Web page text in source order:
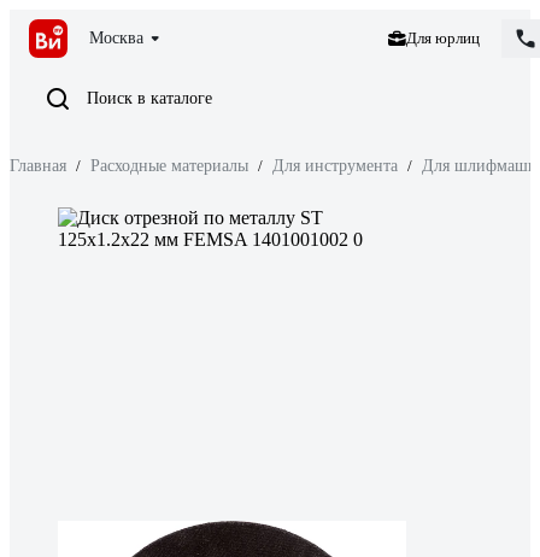
Москва Для юрлиц
Поиск в каталоге
Главная / Расходные материалы / Для инструмента / Для